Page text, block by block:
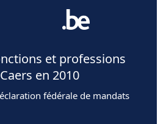
et professions
en 2010
fédérale de mandats